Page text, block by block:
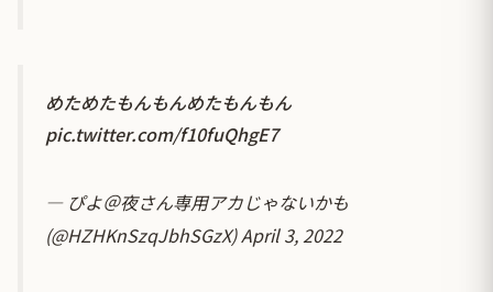
めためたもんもんめたもんもん
pic.twitter.com/f10fuQhgE7
— ぴよ＠夜さん専用アカじゃないかも
(@HZHKnSzqJbhSGzX)April 3, 2022